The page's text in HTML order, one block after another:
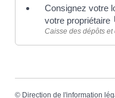
Consignez votre
votre propriétaire
Caisse des dépôts
© Direction de l'information